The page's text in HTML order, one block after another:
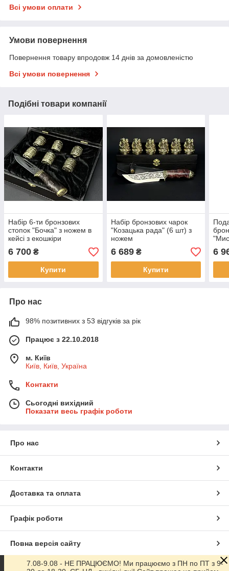
Всі умови оплати
Умови повернення
Повернення товару впродовж 14 днів за домовленістю
Всі умови повернення
Подібні товари компанії
Набір 6-ти бронзових
стопок "Бочка" з ножем в
кейсі з екошкіри
6 700 ₴
Купити
Набір бронзових чарок
"Козацька рада" (6 шт) з
ножем
6 689₴
Купити
6
Про нас
98% позитивних з 53 відгуків за рік
Працює з 22.10.2018
м. Київ
Київ, Київ, Україна
Контакти
Сьогодні вихідний
Показати весь графік роботи
Про нас
Контакти
Доставка та оплата
Графік роботи
Повна версія сайту
Сайт створено на маркетплейсіProm.ua
7.08-9.08 - НЕ ПРАЦЮЄМО! Ми працюємо з ПН по ПТ з 9-